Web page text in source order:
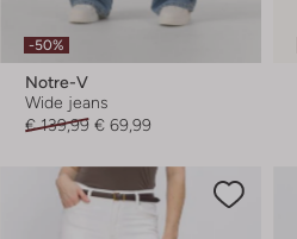
-50%
Notre-V
Wide jeans
€ 139,99 € 69,99